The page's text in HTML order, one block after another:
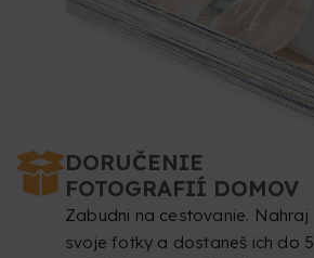
DORUČENIE
FOTOGRAFIÍ DOMOV
Zabudni na cestovanie. Nahraj
svoje fotky a dostaneš ich do 5